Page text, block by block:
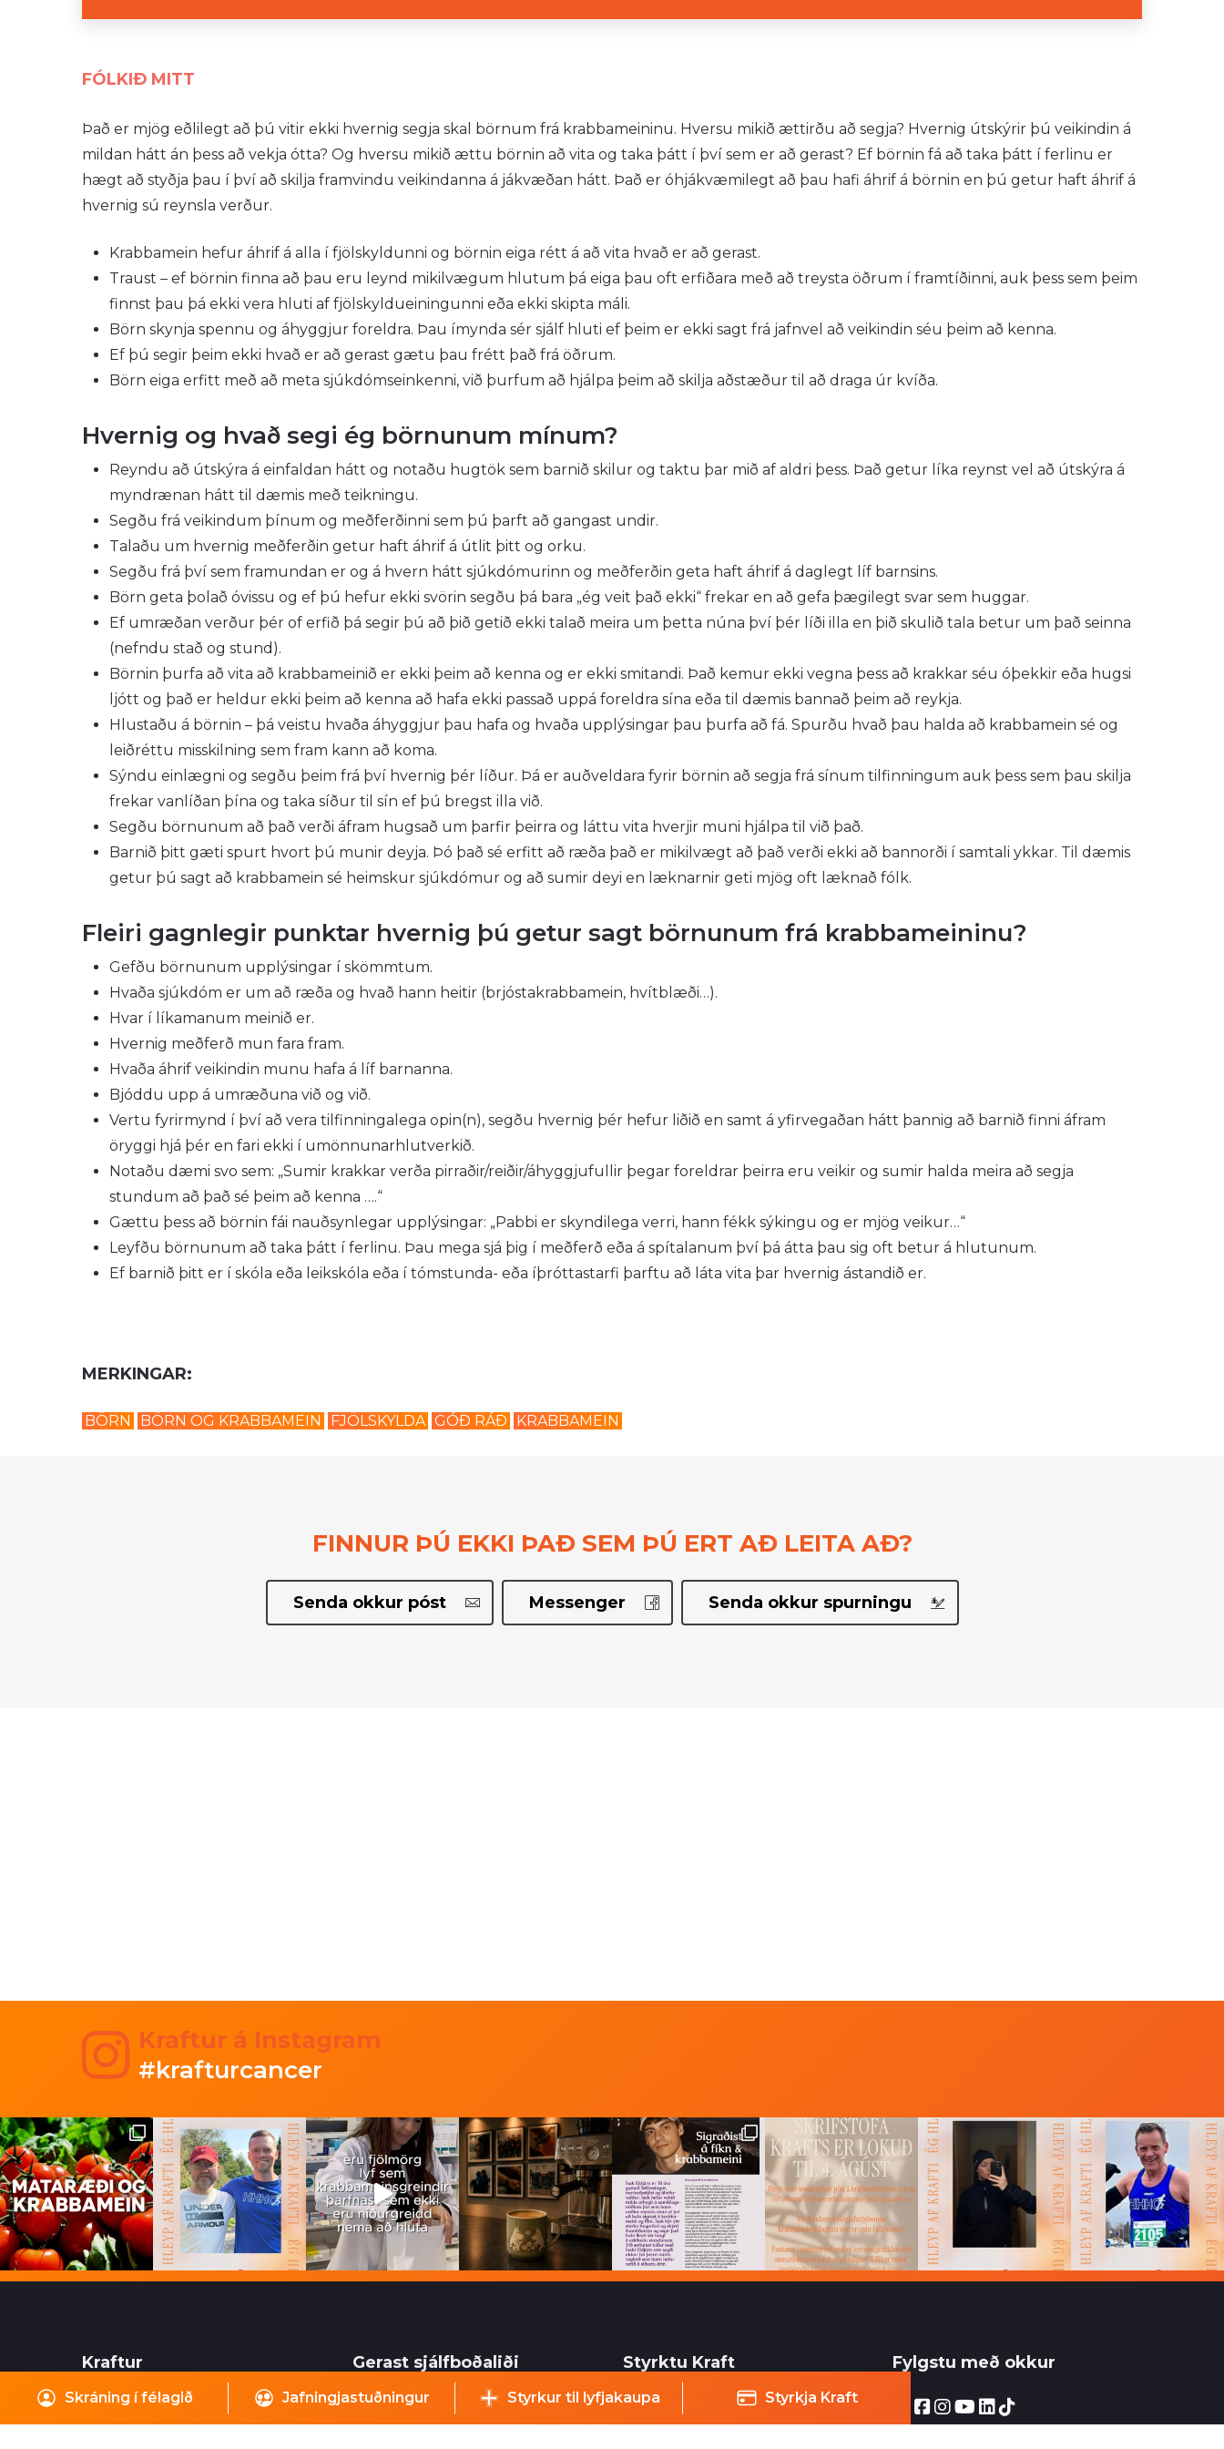
FÓLKIÐ MITT
Það er mjög eðlilegt að þú vitir ekki hvernig segja skal börnum frá krabbameininu. Hversu mikið ættirðu að segja? Hvernig útskýrir þú veikindin á
mildan hátt án þess að vekja ótta? Og hversu mikið ættu börnin að vita og taka þátt í því sem er að gerast? Ef börnin fá að taka þátt í ferlinu er
hægt að styðja þau í því að skilja framvindu veikindanna á jákvæðan hátt. Það er óhjákvæmilegt að þau hafi áhrif á börnin en þú getur haft áhrif á
hvernig sú reynsla verður.
Krabbamein hefur áhrif á alla í fjölskyldunni og börnin eiga rétt á að vita hvað er að gerast.
Traust – ef börnin finna að þau eru leynd mikilvægum hlutum þá eiga þau oft erfiðara með að treysta öðrum í framtíðinni, auk þess sem þeim
finnst þau þá ekki vera hluti af fjölskyldueiningunni eða ekki skipta máli.
Börn skynja spennu og áhyggjur foreldra. Þau ímynda sér sjálf hluti ef þeim er ekki sagt frá jafnvel að veikindin séu þeim að kenna.
Ef þú segir þeim ekki hvað er að gerast gætu þau frétt það frá öðrum.
Börn eiga erfitt með að meta sjúkdómseinkenni, við þurfum að hjálpa þeim að skilja aðstæður til að draga úr kvíða.
Hvernig og hvað segi ég börnunum mínum?
Reyndu að útskýra á einfaldan hátt og notaðu hugtök sem barnið skilur og taktu þar mið af aldri þess. Það getur líka reynst vel að útskýra á
myndrænan hátt til dæmis með teikningu.
Segðu frá veikindum þínum og meðferðinni sem þú þarft að gangast undir.
Talaðu um hvernig meðferðin getur haft áhrif á útlit þitt og orku.
Segðu frá því sem framundan er og á hvern hátt sjúkdómurinn og meðferðin geta haft áhrif á daglegt líf barnsins.
Börn geta þolað óvissu og ef þú hefur ekki svörin segðu þá bara „ég veit það ekki“ frekar en að gefa þægilegt svar sem huggar.
Ef umræðan verður þér of erfið þá segir þú að þið getið ekki talað meira um þetta núna því þér líði illa en þið skulið tala betur um það seinna
(nefndu stað og stund).
Börnin þurfa að vita að krabbameinið er ekki þeim að kenna og er ekki smitandi. Það kemur ekki vegna þess að krakkar séu óþekkir eða hugsi
ljótt og það er heldur ekki þeim að kenna að hafa ekki passað uppá foreldra sína eða til dæmis bannað þeim að reykja.
Hlustaðu á börnin – þá veistu hvaða áhyggjur þau hafa og hvaða upplýsingar þau þurfa að fá. Spurðu hvað þau halda að krabbamein sé og
leiðréttu misskilning sem fram kann að koma.
Sýndu einlægni og segðu þeim frá því hvernig þér líður. Þá er auðveldara fyrir börnin að segja frá sínum tilfinningum auk þess sem þau skilja
frekar vanlíðan þína og taka síður til sín ef þú bregst illa við.
Segðu börnunum að það verði áfram hugsað um þarfir þeirra og láttu vita hverjir muni hjálpa til við það.
Barnið þitt gæti spurt hvort þú munir deyja. Þó það sé erfitt að ræða það er mikilvægt að það verði ekki að bannorði í samtali ykkar. Til dæmis
getur þú sagt að krabbamein sé heimskur sjúkdómur og að sumir deyi en læknarnir geti mjög oft læknað fólk.
Fleiri gagnlegir punktar hvernig þú getur sagt börnunum frá krabbameininu?
Gefðu börnunum upplýsingar í skömmtum.
Hvaða sjúkdóm er um að ræða og hvað hann heitir (brjóstakrabbamein, hvítblæði…).
Hvar í líkamanum meinið er.
Hvernig meðferð mun fara fram.
Hvaða áhrif veikindin munu hafa á líf barnanna.
Bjóddu upp á umræðuna við og við.
Vertu fyrirmynd í því að vera tilfinningalega opin(n), segðu hvernig þér hefur liðið en samt á yfirvegaðan hátt þannig að barnið finni áfram
öryggi hjá þér en fari ekki í umönnunarhlutverkið.
Notaðu dæmi svo sem: „Sumir krakkar verða pirraðir/reiðir/áhyggjufullir þegar foreldrar þeirra eru veikir og sumir halda meira að segja
stundum að það sé þeim að kenna ….“
Gættu þess að börnin fái nauðsynlegar upplýsingar: „Pabbi er skyndilega verri, hann fékk sýkingu og er mjög veikur…“
Leyfðu börnunum að taka þátt í ferlinu. Þau mega sjá þig í meðferð eða á spítalanum því þá átta þau sig oft betur á hlutunum.
Ef barnið þitt er í skóla eða leikskóla eða í tómstunda- eða íþróttastarfi þarftu að láta vita þar hvernig ástandið er.
MERKINGAR:
BÖRN BÖRN OG KRABBAMEIN FJÖLSKYLDA GÓÐ RÁÐ KRABBAMEIN
FINNUR ÞÚ EKKI ÞAÐ SEM ÞÚ ERT AÐ LEITA AÐ?
Senda okkur póst Messenger Senda okkur spurningu
Kraftur á Instagram
#krafturcancer
Kraftur
Skógarhlíð 8
Gerast sjálfboðaliði
Sjálfboðaliðar Krafts eru
Styrktu Kraft
Styrkja Kraft
Fylgstu með okkur
Skráning í félagið Jafningjastuðningur Styrkur til lyfjakaupa Styrkja Kraft